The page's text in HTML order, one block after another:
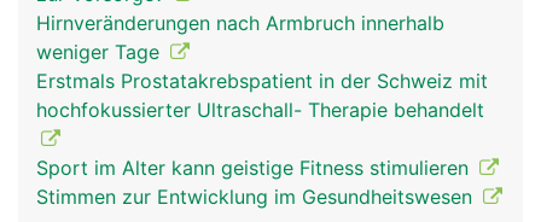
Hirnveränderungen nach Armbruch innerhalb
weniger Tage
Erstmals Prostatakrebspatient in der Schweiz mit
hochfokussierter Ultraschall- Therapie behandelt
Sport im Alter kann geistige Fitness stimulieren
Stimmen zur Entwicklung im Gesundheitswesen